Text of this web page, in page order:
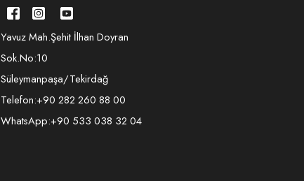
Yavuz Mah.Şehit İlhan Doyran
Sok.No:10
Süleymanpaşa/Tekirdağ
Telefon:+90 282 260 88 00
WhatsApp:+90 533 038 32 04